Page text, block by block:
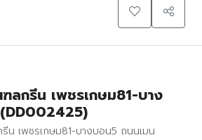
ลกรีน เพชรเกษม81-บาง
น เพชรเกษม81-บางบอน5 ถนนเมน